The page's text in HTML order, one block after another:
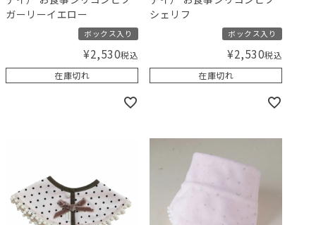
ガーリーイエロー
ボックス入り
¥2,530税込
在庫切れ
シェリフ
ボックス入り
¥2,530税込
在庫切れ